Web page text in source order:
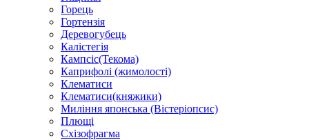
Горець
Гортензія
Деревогубець
Калістегія
Кампсіс(Текома)
Каприфолі (жимолості)
Клематиси
Клематиси(княжики)
Миління японська (Вістеріопсис)
Плющі
Схізофрагма